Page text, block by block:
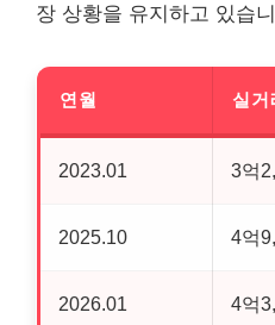
장 상황을 유지하고 있습
연월 실거
2023.01 3억
2025.10 4억
2026.01 4억